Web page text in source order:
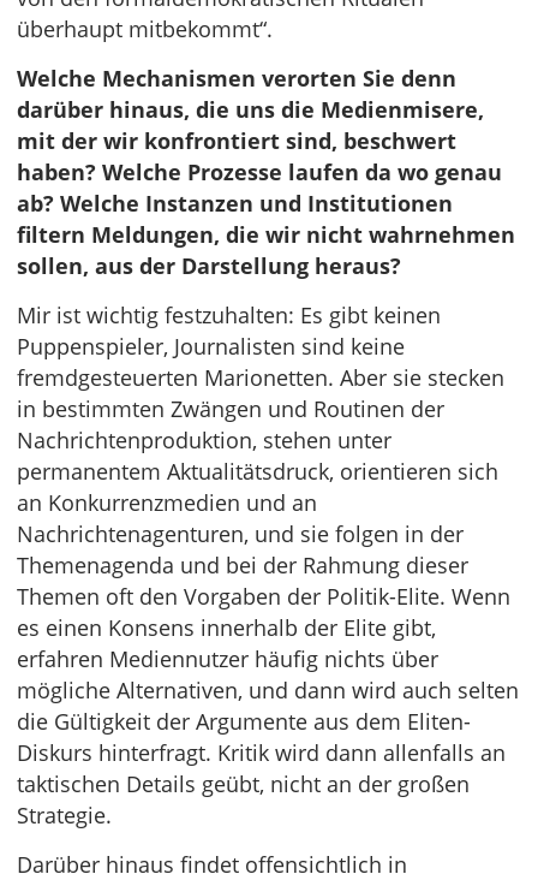
überhaupt mitbekommt“.
Welche Mechanismen verorten Sie denn
darüber hinaus, die uns die Medienmisere,
mit der wir konfrontiert sind, beschwert
haben? Welche Prozesse laufen da wo genau
ab? Welche Instanzen und Institutionen
filtern Meldungen, die wir nicht wahrnehmen
sollen, aus der Darstellung heraus?
Mir ist wichtig festzuhalten: Es gibt keinen
Puppenspieler, Journalisten sind keine
fremdgesteuerten Marionetten. Aber sie stecken
in bestimmten Zwängen und Routinen der
Nachrichtenproduktion, stehen unter
permanentem Aktualitätsdruck, orientieren sich
an Konkurrenzmedien und an
Nachrichtenagenturen, und sie folgen in der
Themenagenda und bei der Rahmung dieser
Themen oft den Vorgaben der Politik-Elite. Wenn
es einen Konsens innerhalb der Elite gibt,
erfahren Mediennutzer häufig nichts über
mögliche Alternativen, und dann wird auch selten
die Gültigkeit der Argumente aus dem Eliten-
Diskurs hinterfragt. Kritik wird dann allenfalls an
taktischen Details geübt, nicht an der großen
Strategie.
Darüber hinaus findet offensichtlich in